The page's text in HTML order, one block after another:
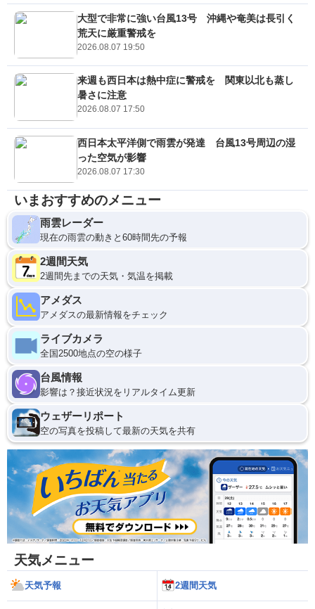
大型で非常に強い台風13号 沖縄や奄美は長引く
荒天に厳重警戒を
2026.08.07 19:50
来週も西日本は熱中症に警戒を 関東以北も蒸し
暑さに注意
2026.08.07 17:50
西日本太平洋側で雨雲が発達 台風13号周辺の湿
った空気が影響
2026.08.07 17:30
いまおすすめのメニュー
雨雲レーダー
現在の雨雲の動きと60時間先の予報
2週間天気
2週間先までの天気・気温を掲載
アメダス
アメダスの最新情報をチェック
ライブカメラ
全国2500地点の空の様子
台風情報
影響は？接近状況をリアルタイム更新
ウェザーリポート
空の写真を投稿して最新の天気を共有
天気メニュー
天気予報 2週間天気